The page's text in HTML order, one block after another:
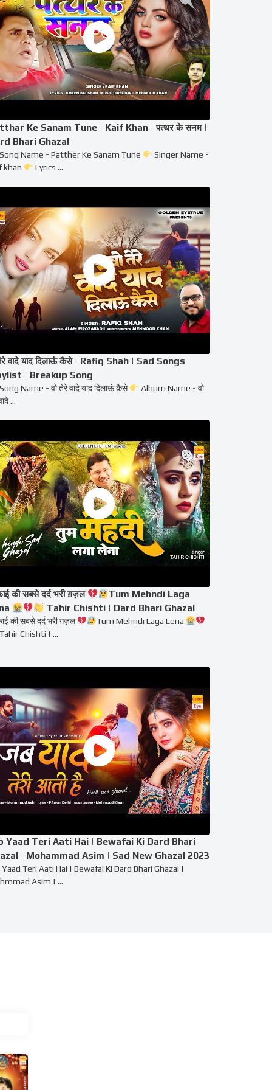
Ke Sanam Tune | Kaif Khan | पत्थर के सनम |
Bhari Ghazal
Name - Patther Ke Sanam Tune
Singer Name -
khan
Lyrics ...
वादे याद दिलाऊं कैसे | Rafiq Shah | Sad Songs
| Breakup Song
Name - वो तेरे वादे याद दिलाऊं कैसे
Album Name - वो
...
की सबसे दर्द भरी ग़ज़ल
Tum Mehndi Laga
Tahir Chishti | Dard Bhari Ghazal
की सबसे दर्द भरी ग़ज़ल
Tum Mehndi Laga Lena
Chishti | ...
Yaad Teri Aati Hai | Bewafai Ki Dard Bhari
| Mohammad Asim | Sad New Ghazal 2023
Yaad Teri Aati Hai | Bewafai Ki Dard Bhari Ghazal |
Asim | ...